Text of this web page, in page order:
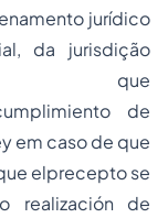
jurídico
da jurisdição
que
de
em caso de que
elprecepto se
realización de